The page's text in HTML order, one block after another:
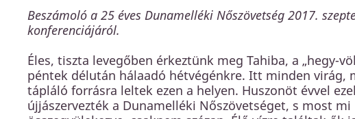
Beszámoló a 25 éves Dunamelléki Nőszövetség 2017.
konferenciájáról.
Éles, tiszta levegőben érkeztünk meg Tahiba, a „hegy-
péntek délután hálaadó hétvégénkre. Itt minden virág,
tápláló forrásra leltek ezen a helyen. Huszonöt évvel
újjászervezték a Dunamelléki Nőszövetséget, s most